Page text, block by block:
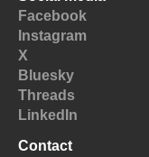
Facebook
Instagram
X
Bluesky
Threads
LinkedIn
Contact